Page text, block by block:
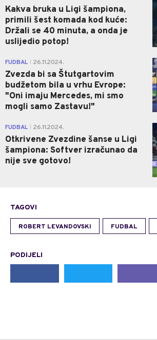
Kakva bruka u Ligi šampiona,
primili šest komada kod kuće:
Držali se 40 minuta, a onda je
uslijedio potop!
FUDBAL 26.11.2024.
Zvezda bi sa Štutgartovim
budžetom bila u vrhu Evrope:
"Oni imaju Mercedes, mi smo
mogli samo Zastavu!"
FUDBAL 26.11.2024.
Otkrivene Zvezdine šanse u Ligi
šampiona: Softver izračunao da
nije sve gotovo!
TAGOVI
ROBERT LEVANDOVSKI FUDBAL
PODIJELI